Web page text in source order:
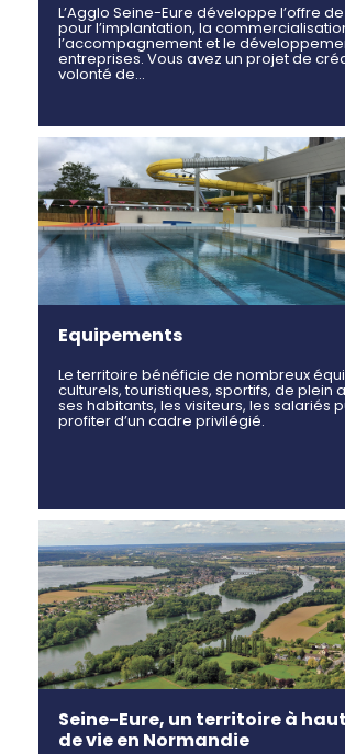
L’Agglo Seine-Eure développe l’offre
pour l’implantation, la
l’accompagnement et le
entreprises. Vous avez un projet de
volonté de…
Equipements
Le territoire bénéficie de nombreux
culturels, touristiques, sportifs, de plein
ses habitants, les visiteurs, les salariés
profiter d’un cadre privilégié.
Seine-Eure, un territoire à
de vie en Normandie